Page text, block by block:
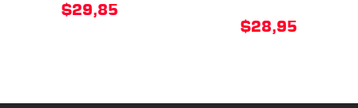
$29,85
$28,95